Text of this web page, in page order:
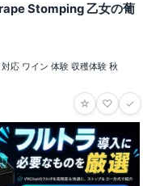
Stomping 乙女の葡
応 ワイン 体験 収穫体験 秋
☆ ♡ ✓